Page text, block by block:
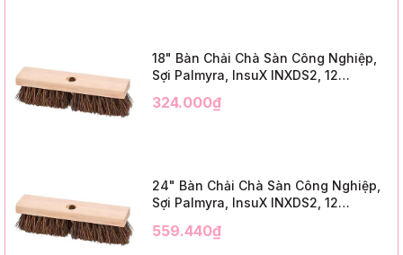
18" Bàn Chải Chà Sàn Công Nghiệp,
Sợi Palmyra, InsuX INXDS2, 12
Trim)
324.000₫
24" Bàn Chải Chà Sàn Công Nghiệp,
Sợi Palmyra, InsuX INXDS2, 12
3" Trim)
559.440₫